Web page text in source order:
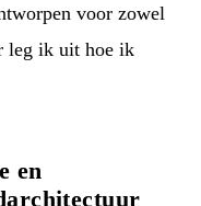
voor zowel
leg ik uit hoe ik
en